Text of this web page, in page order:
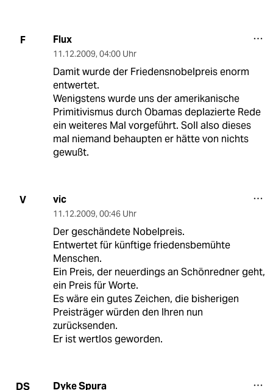
F Flux
11.12.2009, 04:00 Uhr
Damit wurde der Friedensnobelpreis enorm
entwertet.
Wenigstens wurde uns der amerikanische
Primitivismus durch Obamas deplazierte Rede
ein weiteres Mal vorgeführt. Soll also dieses
mal niemand behaupten er hätte von nichts
gewußt.
V vic
11.12.2009, 00:46 Uhr
Der geschändete Nobelpreis.
Entwertet für künftige friedensbemühte
Menschen.
Ein Preis, der neuerdings an Schönredner geht,
ein Preis für Worte.
Es wäre ein gutes Zeichen, die bisherigen
Preisträger würden den Ihren nun
zurücksenden.
Er ist wertlos geworden.
DS Dyke Spura